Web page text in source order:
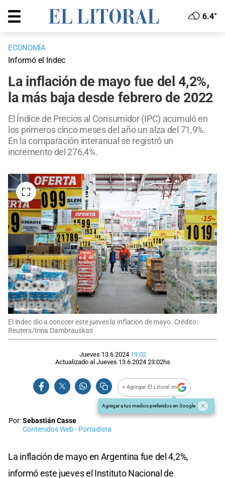
6.4°
ECONOMÍA
Informó el Indec
La inflación de mayo fue del 4,2%,
la más baja desde febrero de 2022
El Índice de Precios al Consumidor (IPC) acumuló en
los primeros cinco meses del año un alza del 71,9%.
En la comparación interanual se registró un
incremento del 276,4%.
El Indec dio a conocer este jueves la inflación de mayo. Crédito:
Reuters/Irina Dambrauskas
Jueves 13.6.2024 19:02
Actualizado al Jueves 13.6.2024 23:02hs
+ Agregar El Litoral en
Agregar a tus medios preferidos en Google
Por:Sebastián Casse
Contenidos Web - Portadista
La inflación de mayo en Argentina fue del 4,2%,
informó este jueves el Instituto Nacional de